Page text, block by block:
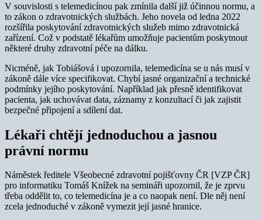
V souvislosti s telemedicínou pak zmínila další již účinnou normu, a
to zákon o zdravotnických službách. Jeho novela od ledna 2022
rozšířila poskytování zdravotnických služeb mimo zdravotnická
zařízení. Což v podstatě lékařům umožňuje pacientům poskytnout
některé druhy zdravotní péče na dálku.
Nicméně, jak Tobiášová i upozornila, telemedicína se u nás musí v
zákoně dále více specifikovat. Chybí jasné organizační a technické
podmínky jejího poskytování. Například jak přesně identifikovat
pacienta, jak uchovávat data, záznamy z konzultací či jak zajistit
bezpečné připojení a sdílení dat.
Lékaři chtějí jednoduchou a jasnou
právní normu
Náměstek ředitele Všeobecné zdravotní pojišťovny ČR [VZP ČR]
pro informatiku Tomáš Knížek na semináři upozornil, že je zprvu
třeba oddělit to, co telemedicína je a co naopak není. Dle něj není
zcela jednoduché v zákoně vymezit její jasné hranice.